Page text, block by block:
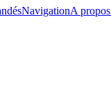
NavigationA